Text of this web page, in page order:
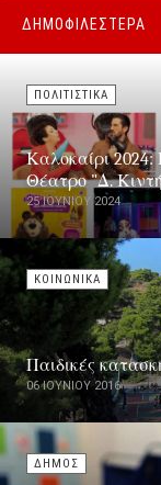
ΔΗΜΟΦΙΛΕΣΤΕΡΑ
ΠΟΛΙΤΙΣΤΙΚΑ
Καλοκαίρι
Θέατρο "Δ.
25 ΙΟΥΝΊΟΥ 2024
ΚΟΙΝΩΝΙΚΑ
Παιδικές
06 ΙΟΥΝΊΟΥ 2016
ΔΗΜΟΣ